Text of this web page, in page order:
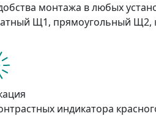
монтажа в любых
Щ1, прямоугольный
индикатора